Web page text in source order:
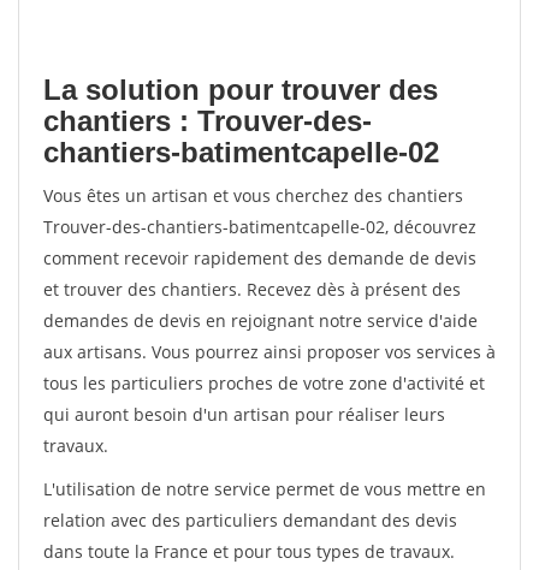
La solution pour trouver des
chantiers : Trouver-des-
chantiers-batimentcapelle-02
Vous êtes un artisan et vous cherchez des chantiers
Trouver-des-chantiers-batimentcapelle-02, découvrez
comment recevoir rapidement des demande de devis
et trouver des chantiers. Recevez dès à présent des
demandes de devis en rejoignant notre service d'aide
aux artisans. Vous pourrez ainsi proposer vos services à
tous les particuliers proches de votre zone d'activité et
qui auront besoin d'un artisan pour réaliser leurs
travaux.
L'utilisation de notre service permet de vous mettre en
relation avec des particuliers demandant des devis
dans toute la France et pour tous types de travaux.